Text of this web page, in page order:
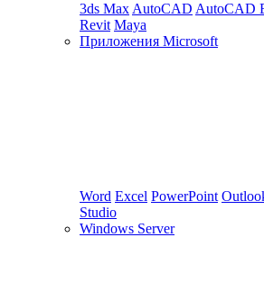
3ds Max AutoCAD AutoCAD
Revit Maya
Приложения Microsoft
Word Excel PowerPoint
Studio
Windows Server